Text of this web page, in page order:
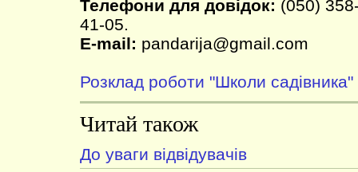
Телефони для довідок: (050)
41-05.
E-mail: pandarija@gmail.com
Розклад роботи "Школи садівника"
Читай також
До уваги відвідувачів